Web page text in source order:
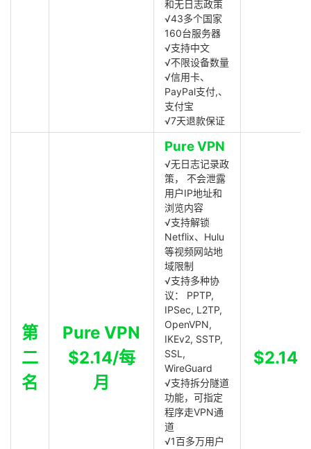
和无日志政策
√43多个国家
160台服务器
√支持中文
√不限设备数量
√信用卡、
PayPal支付,、
支付宝
√7天退款保证
第
二
名
Pure VPN
$2.14/每
月
Pure VPN
√无日志记录政
策， 不会泄露
用户IP地址和
浏览内容
√支持解锁
Netflix、Hulu
等视频网站地
域限制
√支持多种协
议： PPTP,
IPSec, L2TP,
OpenVPN,
IKEv2, SSTP,
SSL,
WireGuard
√支持拆分隧道
功能，可指定
程序走VPN通
道
√1百多万用户
$2.14